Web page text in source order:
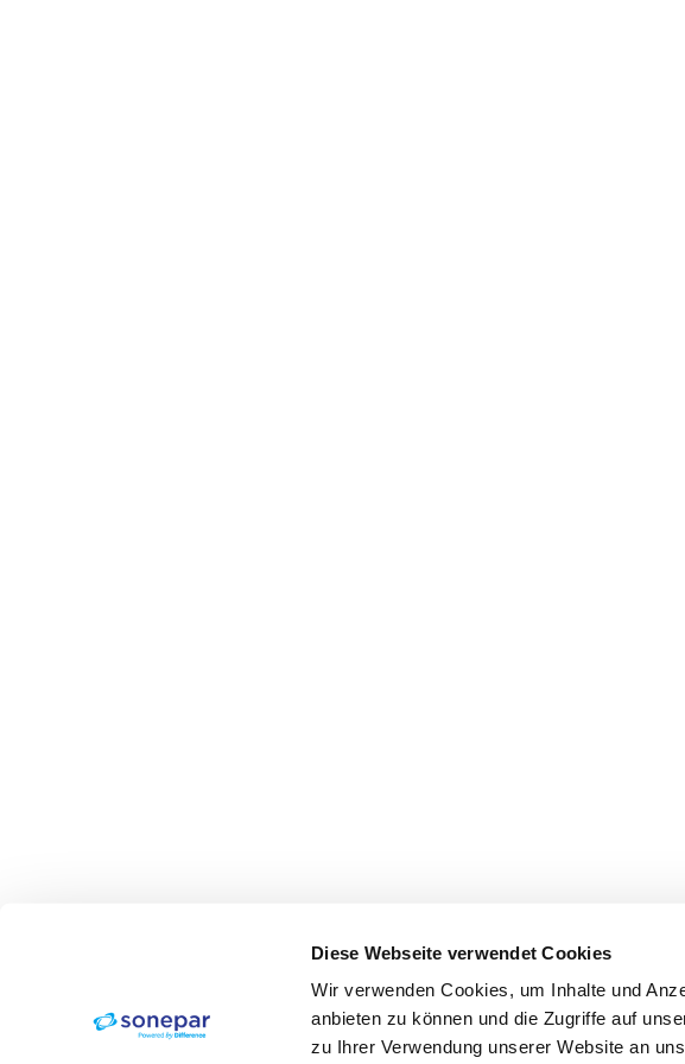
Diese Webseite verwendet Cookies
Wir verwenden Cookies, um Inhalte und
anbieten zu können und die Zugriffe auf
zu Ihrer Verwendung unserer Website an